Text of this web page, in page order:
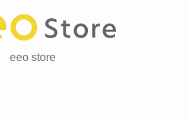
eeo store